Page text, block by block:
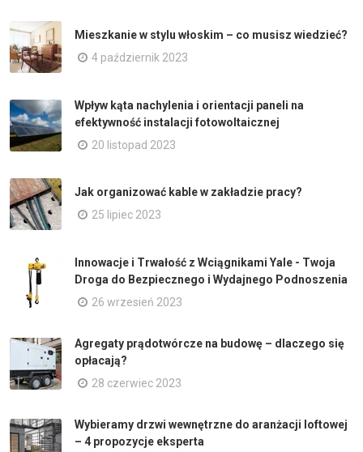
Mieszkanie w stylu włoskim – co musisz wiedzieć?
4 październik 2023
Wpływ kąta nachylenia i orientacji paneli na
efektywność instalacji fotowoltaicznej
20 listopad 2023
Jak organizować kable w zakładzie pracy?
25 lipiec 2023
Innowacje i Trwałość z Wciągnikami Yale - Twoja
Droga do Bezpiecznego i Wydajnego Podnoszenia
26 wrzesień 2023
Agregaty prądotwórcze na budowę – dlaczego się
opłacają?
28 czerwiec 2023
Wybieramy drzwi wewnętrzne do aranżacji loftowej
– 4 propozycje eksperta